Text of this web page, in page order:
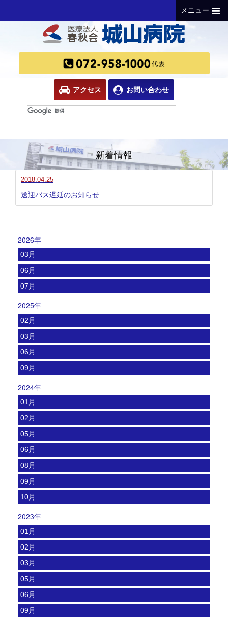
アクセス お問い合わせ
メニュー
新着情報
2018.04.25
送迎バス遅延のお知らせ
2026年
03月
06月
07月
2025年
02月
03月
06月
09月
2024年
01月
02月
05月
06月
08月
09月
10月
2023年
01月
02月
03月
05月
06月
09月